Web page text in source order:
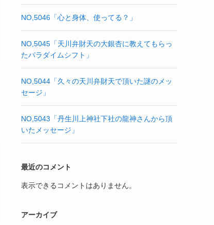
NO,5046「心と身体、使ってる？」
NO,5045「天川弁財天の大銀杏に教えてもらっ
たパラダイムシフト」
NO,5044「久々の天川弁財天で頂いた謎のメッ
セージ」
NO,5043「丹生川上神社下社の龍神さんから頂
いたメッセージ」
最近のコメント
表示できるコメントはありません。
アーカイブ